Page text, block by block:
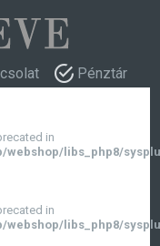
Pénztár
in
libs_php8/
in
libs_php8/